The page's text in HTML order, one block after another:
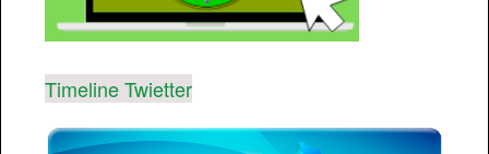
Timeline Twietter